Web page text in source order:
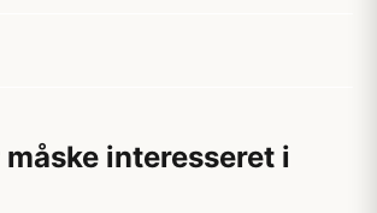
måske interesseret i